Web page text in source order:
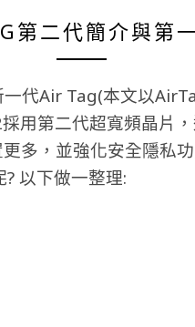
第二代簡介與第
代Air Tag(本文以
用第二代超寬頻晶片
多，並強化安全隱私功
以下做一整理: